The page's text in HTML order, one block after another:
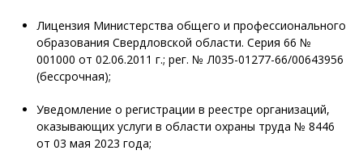
Лицензия Министерства общего и профессионального
образования Свердловской области. Серия 66 №
001000 от 02.06.2011 г.; рег. № Л035-01277-66/00643956
(бессрочная);
Уведомление о регистрации в реестре организаций,
оказывающих услуги в области охраны труда № 8446
от 03 мая 2023 года;